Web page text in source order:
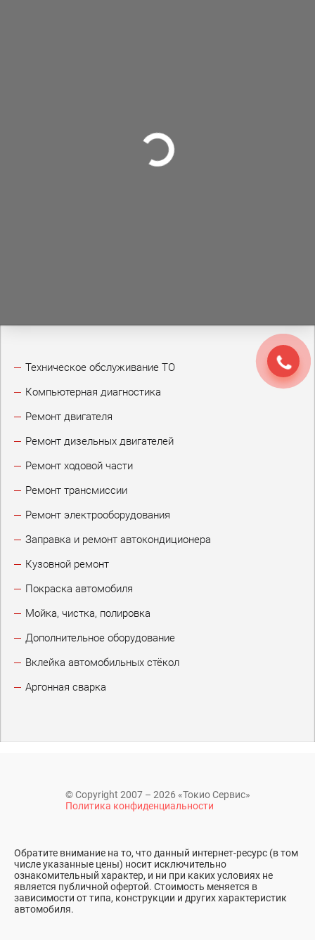
Техническое обслуживание ТО
Компьютерная диагностика
Ремонт двигателя
Ремонт дизельных двигателей
Ремонт ходовой части
Ремонт трансмиссии
Ремонт электрооборудования
Заправка и ремонт автокондиционера
Кузовной ремонт
Покраска автомобиля
Мойка, чистка, полировка
Дополнительное оборудование
Вклейка автомобильных стёкол
Аргонная сварка
© Copyright 2007 – 2026 «Токио Сервис»
Политика конфиденциальности
Обратите внимание на то, что данный интернет-ресурс (в том
числе указанные цены) носит исключительно
ознакомительный характер, и ни при каких условиях не
является публичной офертой. Стоимость меняется в
зависимости от типа, конструкции и других характеристик
автомобиля.